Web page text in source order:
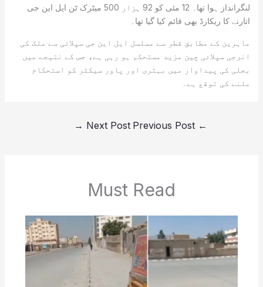
لنگرانداز ہوا تھا۔ 12 مئی کو 92 ہزار 500 میٹرک ٹن ایل این جی
اتارنے کا ریکارڈ بھی قائم کیا گیا تھا۔
ماہرین کے مطابق قطر سے مسلسل ایل این جی سپلائی سے ملک کی
انرجی سپلائی چین مزید مستحکم ہو رہی ہے، جس کے نتیجے میں
بجلی کی پیداوار میں بہتری اور پاور سیکٹر کو استحکام
ملنے کی توقع ہے۔
←
Next Post
→
Must Read